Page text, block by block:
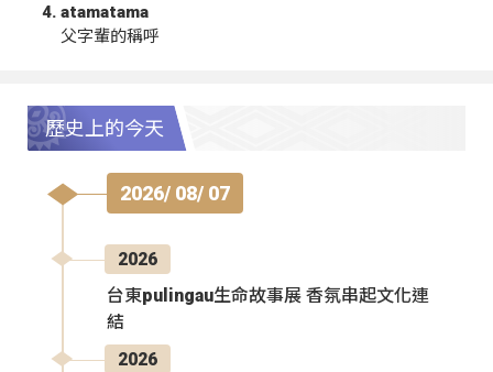
atamatama
父字輩的稱呼
歷史上的今天
2026/ 08/ 07
2026
台東pulingau生命故事展 香氛串起文化連
結
2026